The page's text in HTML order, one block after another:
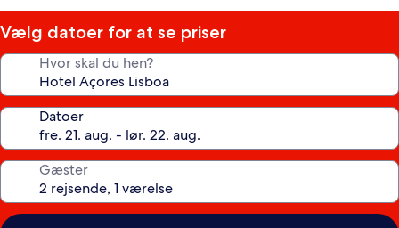
Vælg datoer for at se priser
Hvor skal du hen?
Datoer
Gæster